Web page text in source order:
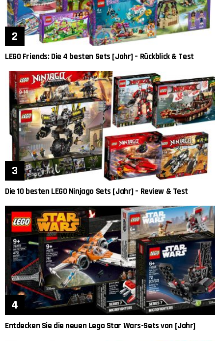
LEGO Friends: Die 4 besten Sets [Jahr] – Rückblick & Test
Die 10 besten LEGO Ninjago Sets [Jahr] – Review & Test
Entdecken Sie die neuen Lego Star Wars-Sets von [Jahr]